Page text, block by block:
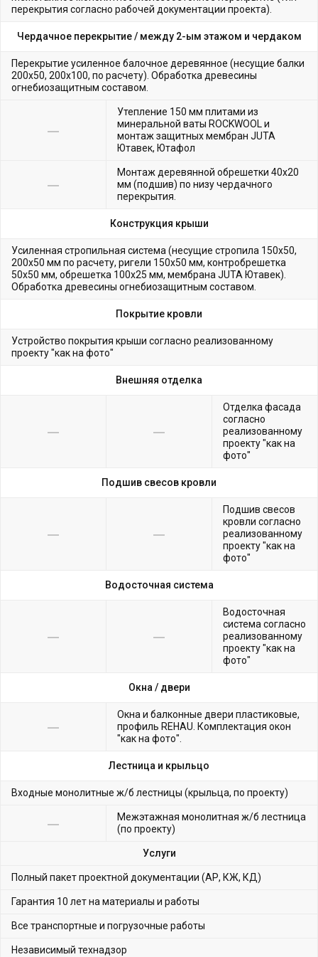
перекрытия согласно рабочей документации проекта).
Чердачное перекрытие / между 2-ым этажом и чердаком
Перекрытие усиленное балочное деревянное (несущие балки
200х50, 200х100, по расчету). Обработка древесины
огнебиозащитным составом.
Утепление 150 мм плитами из
минеральной ваты ROCKWOOL и
монтаж защитных мембран JUTA
Ютавек, Ютафол
Монтаж деревянной обрешетки 40х20
мм (подшив) по низу чердачного
перекрытия.
Конструкция крыши
Усиленная стропильная система (несущие стропила 150х50,
200х50 мм по расчету, ригели 150х50 мм, контробрешетка
50х50 мм, обрешетка 100х25 мм, мембрана JUTA Ютавек).
Обработка древесины огнебиозащитным составом.
Покрытие кровли
Устройство покрытия крыши согласно реализованному
проекту "как на фото"
Внешняя отделка
Отделка фасада
согласно
реализованному
проекту "как на
фото"
Подшив свесов кровли
Подшив свесов
кровли согласно
реализованному
проекту "как на
фото"
Водосточная система
Водосточная
система согласно
реализованному
проекту "как на
фото"
Окна / двери
Окна и балконные двери пластиковые,
профиль REHAU. Комплектация окон
"как на фото".
Лестница и крыльцо
Входные монолитные ж/б лестницы (крыльца, по проекту)
Межэтажная монолитная ж/б лестница
(по проекту)
Услуги
Полный пакет проектной документации (АР, КЖ, КД)
Гарантия 10 лет на материалы и работы
Все транспортные и погрузочные работы
Независимый технадзор